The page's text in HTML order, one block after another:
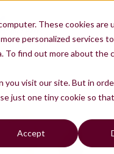
These cookies are
personalized services
find out more about the
visit our site. But in
just one tiny cookie so
Accept
chez Merck
& PHARMA